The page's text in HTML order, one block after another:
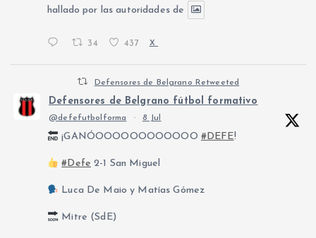
hallado por las autoridades de
34 437 X
Defensores de Belgrano Retweeted
Defensores de Belgrano fútbol formativo
@defefutbolforma · 8 Jul
¡GANÓOOOOOOOOOOOO #DEFE!
#Defe 2-1 San Miguel
Luca De Maio y Matías Gómez
Mitre (SdE)